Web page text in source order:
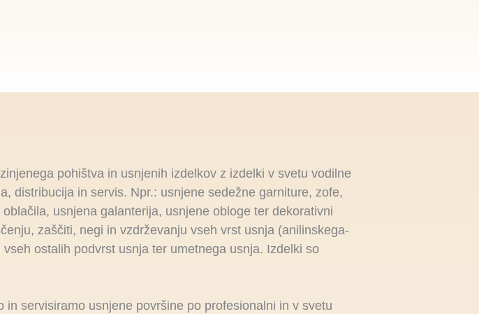
pohištva in usnjenih izdelkov z izdelki v svetu vodilne
distribucija in servis. Npr.: usnjene sedežne garniture, zofe,
usnjena galanterija, usnjene obloge ter dekorativni
zaščiti, negi in vzdrževanju vseh vrst usnja (anilinskega-
ostalih podvrst usnja ter umetnega usnja. Izdelki so
servisiramo usnjene površine po profesionalni in v svetu